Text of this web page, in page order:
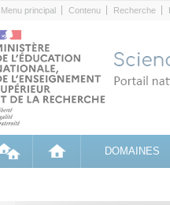
Menu principal Contenu Recherche
DOMAINES